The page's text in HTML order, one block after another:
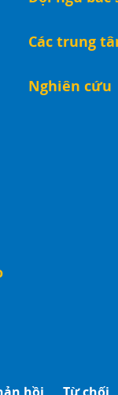
Các trung
Nghiên cứu